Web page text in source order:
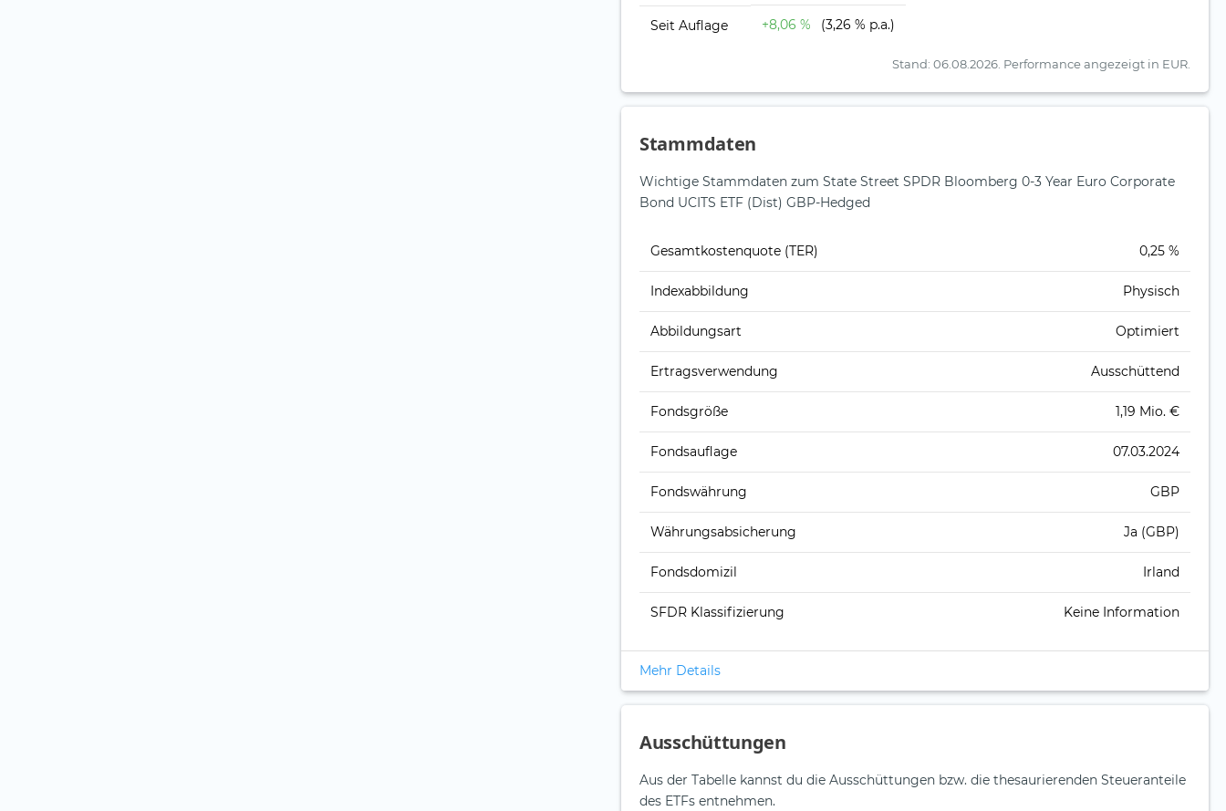
Seit Auflage +8,06 % (3,26 % p.a.)
Stand: 06.08.2026. Performance angezeigt in EUR.
Stammdaten
Wichtige Stammdaten zum State Street SPDR Bloomberg 0-3 Year Euro Corporate
Bond UCITS ETF (Dist) GBP-Hedged
Gesamt­kosten­quote (TER) 0,25 %
Index­abbildung Physisch
Abbildungs­art Optimiert
Ertrags­verwendung Ausschüttend
Fonds­größe 1,19 Mio. €
Fonds­auflage 07.03.2024
Fonds­währung GBP
Währungsabsicherung Ja (GBP)
Fondsdomizil Irland
SFDR Klassifizierung Keine Information
Mehr Details
Ausschüttungen
Aus der Tabelle kannst du die Ausschüttungen bzw. die thesaurierenden Steueranteile
des ETFs entnehmen.